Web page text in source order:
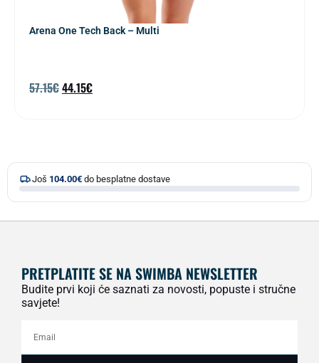
Arena One Tech Back – Multi
57.15€44.15€
Još 104.00€ do besplatne dostave
PRETPLATITE SE NA SWIMBA NEWSLETTER
Budite prvi koji će saznati za novosti, popuste i stručne
savjete!